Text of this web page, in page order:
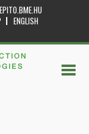
ENGLISH